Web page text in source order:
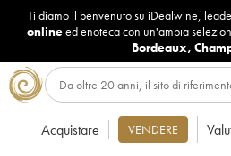
Ti diamo il benvenuto su iDealwine,
onlineed enoteca con un'ampia
Bordeaux,
Acquistare VENDERE